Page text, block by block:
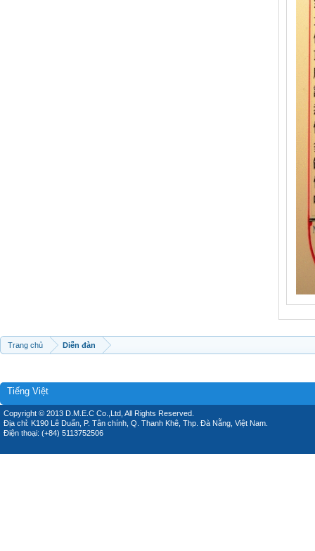
Trang chủ Diễn đàn
Tiếng Việt
Copyright © 2013 D.M.E.C Co.,Ltd, All Rights Reserved.
Địa chỉ: K190 Lê Duẩn, P. Tân chính, Q. Thanh Khê, Thp. Đà Nẵng, Việt Nam.
Điện thoại: (+84) 5113752506